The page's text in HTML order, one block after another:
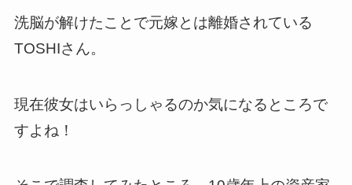
洗脳が解けたことで元嫁とは離婚されている
TOSHIさん。
現在彼女はいらっしゃるのか気になるところで
すよね！